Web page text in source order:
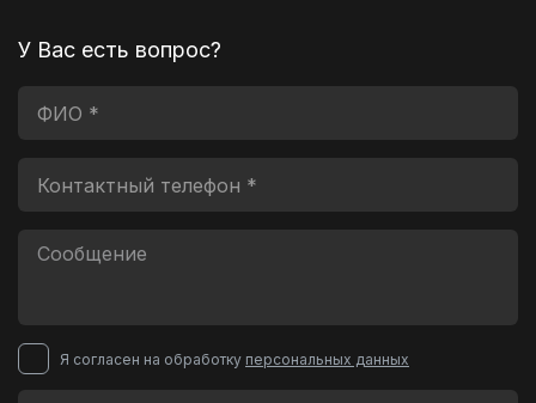
У Вас есть вопрос?
Я согласен на обработку персональных данных